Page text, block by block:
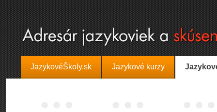
JazykovéŠkoly.sk Jazykové kurzy